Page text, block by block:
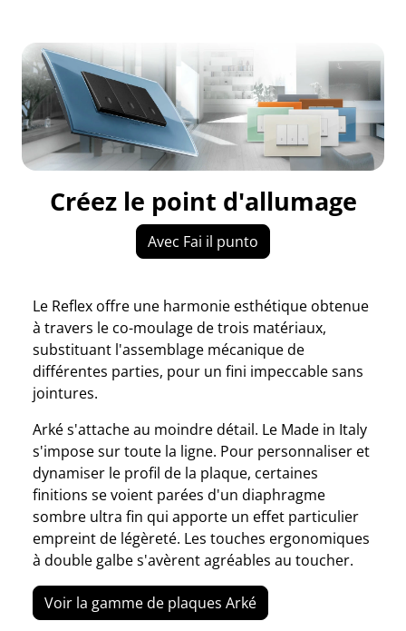
Créez le point d'allumage
Avec Fai il punto
Le Reflex offre une harmonie esthétique obtenue
à travers le co-moulage de trois matériaux,
substituant l'assemblage mécanique de
différentes parties, pour un fini impeccable sans
jointures.
Arké s'attache au moindre détail. Le Made in Italy
s'impose sur toute la ligne. Pour personnaliser et
dynamiser le profil de la plaque, certaines
finitions se voient parées d'un diaphragme
sombre ultra fin qui apporte un effet particulier
empreint de légèreté. Les touches ergonomiques
à double galbe s'avèrent agréables au toucher.
Voir la gamme de plaques Arké